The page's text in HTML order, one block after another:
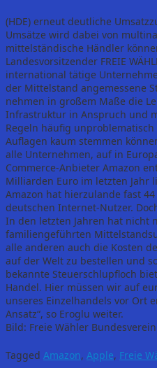
(HDE) erneut deutliche
Umsätze wird dabei von
mittelständische Händler
Landesvorsitzender FREIE
international tätige
der Mittelstand angemessene
nehmen in großem Maße die
Infrastruktur in Anspruch und
Regeln häufig
Auflagen kaum stemmen
alle Unternehmen, auf in
Commerce-Anbieter Amazon
Milliarden Euro im letzten Jahr
Amazon hat hierzulande fast
deutschen Internet-Nutzer.
In den letzten Jahren hat nicht
familiengeführten
alle anderen auch die Kosten
auf der Welt zu bestellen und
bekannte Steuerschlupfloch
Handel. Hier müssen wir auf
unseres Einzelhandels vor Ort
Ansatz“, so Eroglu weiter.
Bild: Freie Wähler
Tagged Amazon, Apple, Freie